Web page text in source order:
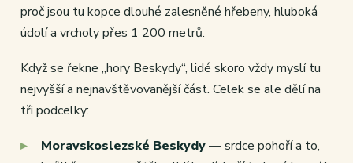
proč jsou tu kopce dlouhé zalesněné hřebeny, hluboká
údolí a vrcholy přes 1 200 metrů.
Když se řekne „hory Beskydy“, lidé skoro vždy myslí tu
nejvyšší a nejnavštěvovanější část. Celek se ale dělí na
tři podcelky:
Moravskoslezské Beskydy— srdce pohoří a to,